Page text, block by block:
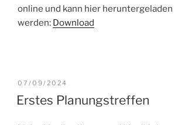
online und kann hier heruntergeladen
werden: Download
VERÖFFENTLICHT
07/09/2024
Erstes Planungstreffen